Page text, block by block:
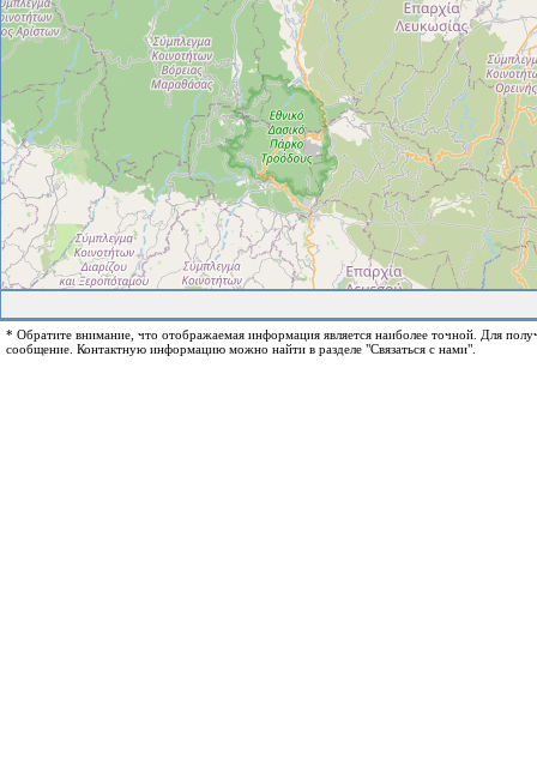
* Обратите внимание, что отображаемая информация является наиболее точной. Для
сообщение. Контактную информацию можно найти в разделе "Связаться с нами".